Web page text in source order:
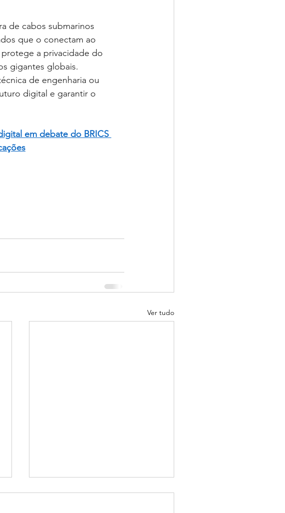
de cabos submarinos
que o conectam ao
a privacidade do
gigantes globais.
de engenharia ou
digital e garantir o
em debate do BRICS
Ver tudo